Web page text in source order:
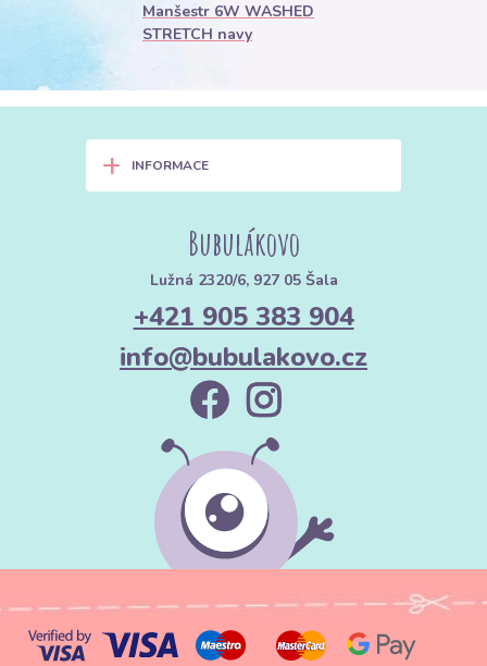
Manšestr 6W WASHED
STRETCH navy
+ INFORMACE
Bubulákovo
Lužná 2320/6, 927 05 Šala
+421 905 383 904
info@bubulakovo.cz